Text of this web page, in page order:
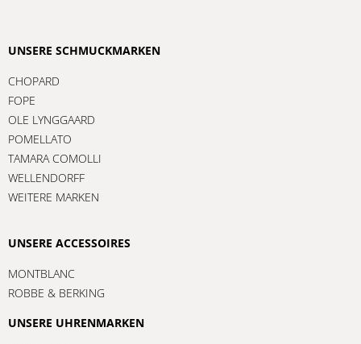
UNSERE SCHMUCKMARKEN
CHOPARD
FOPE
OLE LYNGGAARD
POMELLATO
TAMARA COMOLLI
WELLENDORFF
WEITERE MARKEN
UNSERE ACCESSOIRES
MONTBLANC
ROBBE & BERKING
UNSERE UHRENMARKEN